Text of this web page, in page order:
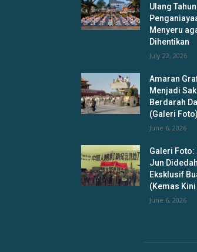
Ulang
Menyeru
Dihentikan
July 22, 2026
Amaran
Menjadi
Berdarah
(Galeri Foto)
June 6, 2026
Galeri Foto:
Jun
Eksklusif
(Kemas Kini
June 6, 2026